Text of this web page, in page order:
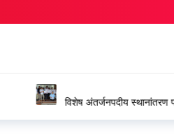
स्थानांतरण प्रक्रिया शीघ्र पूर्ण कराने की